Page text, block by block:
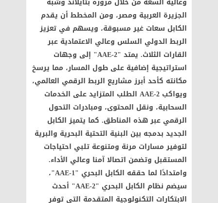
الجزيرة العربية ومصر، ومن المخطط أن يقدم
الكابل سعات غير مسبوقة، ويسهم في تعزيز
الربط الدولي السلس وعالي الاعتمادية عبر
القارات الثلاث. يمتد "AAE-2" إلى وجهات
استراتيجية إضافية على طول المسار، مما يرسخ
مكانته كأحد أبرز مشاريع الربط الرقمي العالمي،
ويواكب AAE-2 الطلب المتزايد على الخدمات
السحابية، ونقل المحتوى، ومبادرات التحول
الرقمي عبر هذه المناطق. كما يتميز الكابل
الجديد بدمجه بين البنية التحتية البحرية والبرية
لتوفير مسارات مرنة ومتنوعة تلبي احتياجات
المستقبل وتضمن اتصالا آمنا وعالي الأداء.
وامتدادًا لما حققه الكابل البحري "AAE-1"،
سيضم نظام الكابل البحري "AAE-2" أحدث
الابتكارات التكنولوجية المتقدمة التي توفر